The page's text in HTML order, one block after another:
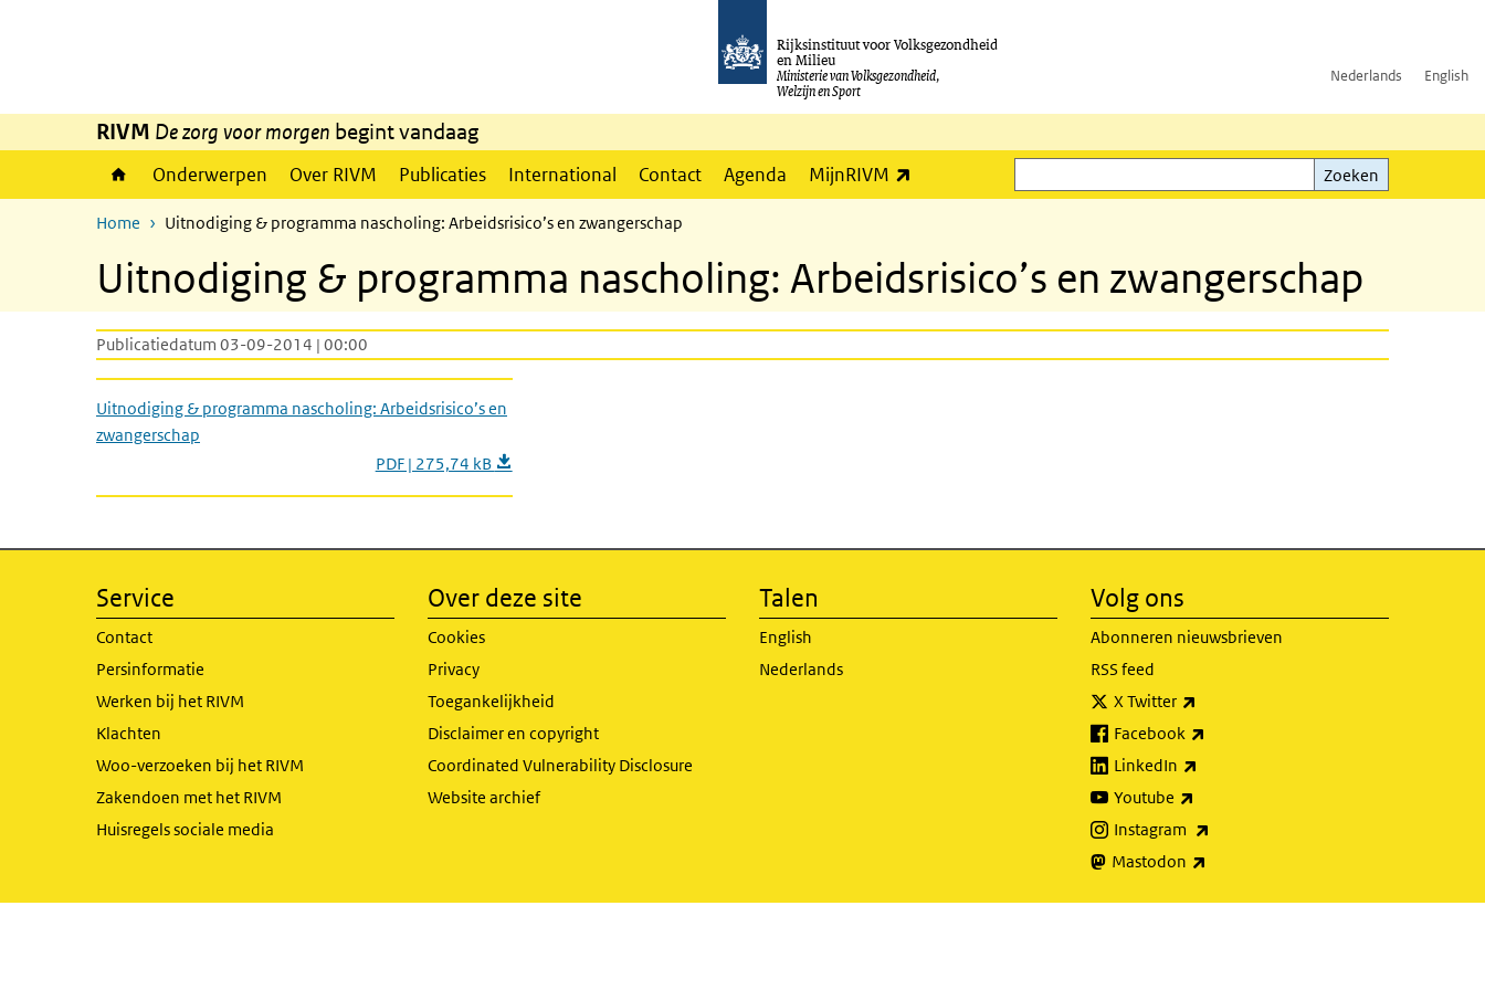
Rijksinstituut voor Volksgezondheid
en Milieu
Ministerie van Volksgezondheid,
Welzijn en Sport
Nederlands English
RIVM De zorg voor morgen begint vandaag
Onderwerpen Over RIVM Publicaties International Contact Agenda MijnRIVM
Zoeken
Zoeken
Home Uitnodiging & programma nascholing: Arbeidsrisico’s en zwangerschap
Uitnodiging & programma nascholing: Arbeidsrisico’s en zwangerschap
Publicatiedatum 03-09-2014 | 00:00
Uitnodiging & programma nascholing: Arbeidsrisico’s en
zwangerschap
PDF | 275,74 kB
Service
Contact
Persinformatie
Werken bij het RIVM
Klachten
Woo-verzoeken bij het RIVM
Zakendoen met het RIVM
Huisregels sociale media
Over deze site
Cookies
Privacy
Toegankelijkheid
Disclaimer en copyright
Coordinated Vulnerability Disclosure
Website archief
Talen
English
Nederlands
Volg ons
Abonneren nieuwsbrieven
RSS feed
X Twitter
Facebook
LinkedIn
Youtube
Instagram
Mastodon